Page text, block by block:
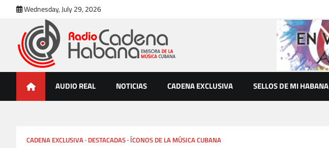
content
Wednesday, July 29, 2026
Radio Cadena Habana
AUDIO REAL NOTICIAS CADENA EXCLUSIVA SELLOS DE MI HABANA
CADENA EXCLUSIVA DESTACADAS ÍCONOS DE LA MÚSICA CUBANA